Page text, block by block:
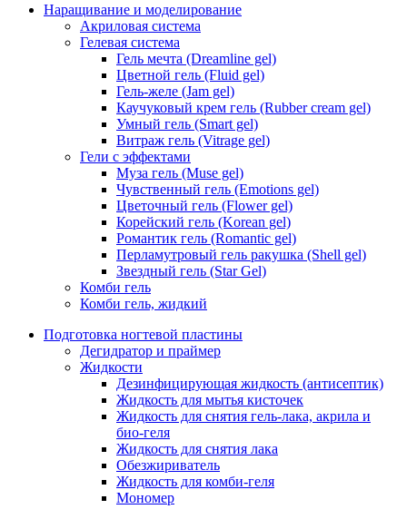
Наращивание и моделирование
Акриловая система
Гелевая система
Гель мечта (Dreamline gel)
Цветной гель (Fluid gel)
Гель-желе (Jam gel)
Каучуковый крем гель (Rubber cream gel)
Умный гель (Smart gel)
Витраж гель (Vitrage gel)
Гели с эффектами
Муза гель (Muse gel)
Чувственный гель (Emotions gel)
Цветочный гель (Flower gel)
Корейский гель (Korean gel)
Романтик гель (Romantic gel)
Перламутровый гель ракушка (Shell gel)
Звездный гель (Star Gel)
Комби гель
Комби гель, жидкий
Подготовка ногтевой пластины
Дегидратор и праймер
Жидкости
Дезинфицирующая жидкость (антисептик)
Жидкость для мытья кисточек
Жидкость для снятия гель-лака, акрила и
био-геля
Жидкость для снятия лака
Обезжириватель
Жидкость для комби-геля
Мономер